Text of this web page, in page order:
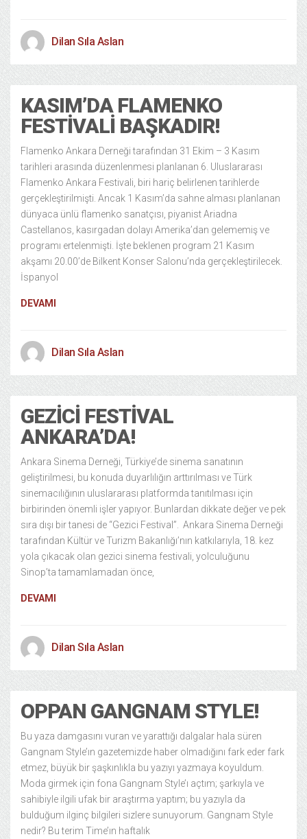
Dilan Sıla Aslan
KASIM’DA FLAMENKO
FESTIVALI BAŞKADIR!
Flamenko Ankara Derneği tarafından 31 Ekim – 3 Kasım
tarihleri arasında düzenlenmesi planlanan 6. Uluslararası
Flamenko Ankara Festivali, biri hariç belirlenen tarihlerde
gerçekleştirilmişti. Ancak 1 Kasım’da sahne alması planlanan
dünyaca ünlü flamenko sanatçısı, piyanist Ariadna
Castellanos, kasırgadan dolayı Amerika’dan gelememiş ve
programı ertelenmişti. İşte beklenen program 21 Kasım
akşamı 20.00’de Bilkent Konser Salonu’nda gerçekleştirilecek.
İspanyol
DEVAMI
Dilan Sıla Aslan
GEZICI FESTIVAL
ANKARA’DA!
Ankara Sinema Derneği, Türkiye’de sinema sanatının
geliştirilmesi, bu konuda duyarlılığın arttırılması ve Türk
sinemacılığının uluslararası platformda tanıtılması için
birbirinden önemli işler yapıyor. Bunlardan dikkate değer ve pek
sıra dışı bir tanesi de “Gezici Festival”. Ankara Sinema Derneği
tarafından Kültür ve Turizm Bakanlığı’nın katkılarıyla, 18. kez
yola çıkacak olan gezici sinema festivali, yolculuğunu
Sinop’ta tamamlamadan önce,
DEVAMI
Dilan Sıla Aslan
OPPAN GANGNAM STYLE!
Bu yaza damgasını vuran ve yarattığı dalgalar hala süren
Gangnam Style’ın gazetemizde haber olmadığını fark eder fark
etmez, büyük bir şaşkınlıkla bu yazıyı yazmaya koyuldum.
Moda girmek için fona Gangnam Style’ı açtım; şarkıyla ve
sahibiyle ilgili ufak bir araştırma yaptım; bu yazıyla da
bulduğum ilginç bilgileri sizlere sunuyorum. Gangnam Style
nedir? Bu terim Time’ın haftalık